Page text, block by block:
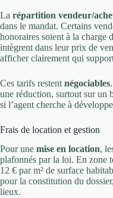
La répartition vendeur/
dans le mandat. Certains
honoraires soient à la charge
intègrent dans leur prix de
afficher clairement qui
Ces tarifs restent négociables
une réduction, surtout sur un
si l’agent cherche à
Frais de location et gestion
Pour une mise en location,
plafonnés par la loi. En zone
12 € par m² de surface
pour la constitution du
lieux.